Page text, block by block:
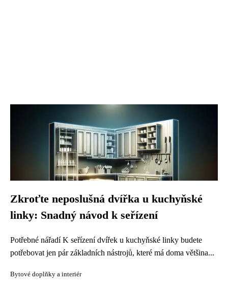
Zkroťte neposlušná dvířka u kuchyňské
linky: Snadný návod k seřízení
Potřebné nářadí K seřízení dvířek u kuchyňské linky budete
potřebovat jen pár základních nástrojů, které má doma většina...
Bytové doplňky a interiér